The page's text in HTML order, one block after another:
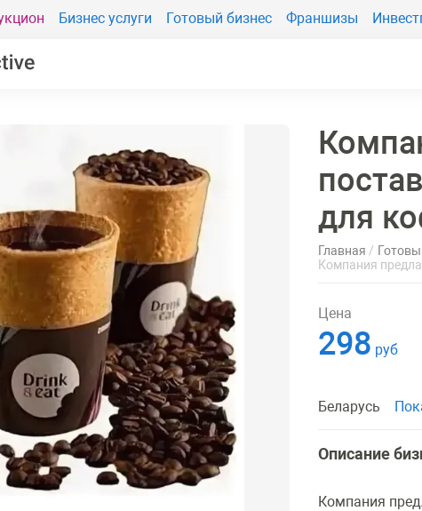
Бизнес услуги Готовый бизнес Франшизы
для
Главная
Компания
Цена
298 руб
Беларусь
Описание
Компания